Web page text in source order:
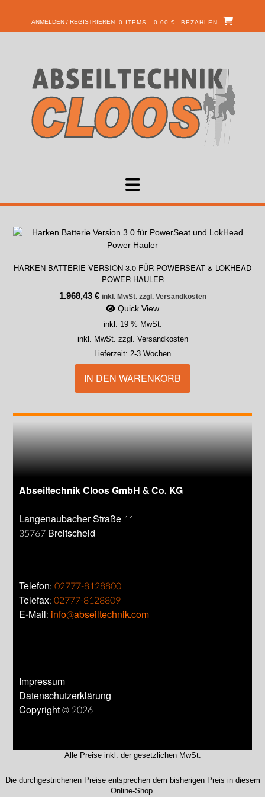
ANMELDEN / REGISTRIEREN 0 ITEMS - 0,00 € BEZAHLEN
HARKEN BATTERIE VERSION 3.0 FÜR POWERSEAT & LOKHEAD
POWER HAULER
1.968,43 € inkl. MwSt. zzgl. Versandkosten
Quick View
inkl. 19 % MwSt.
inkl. MwSt. zzgl. Versandkosten
Lieferzeit: 2-3 Wochen
IN DEN WARENKORB
Abseiltechnik Cloos GmbH & Co. KG
Langenaubacher Straße 11
35767 Breitscheid
Telefon:02777-8128800
Telefax:02777-8128809
E-Mail: info@abseiltechnik.com
Impressum
Datenschutzerklärung
Copyright © 2026
Alle Preise inkl. der gesetzlichen MwSt.
Die durchgestrichenen Preise entsprechen dem bisherigen Preis in diesem
Online-Shop.